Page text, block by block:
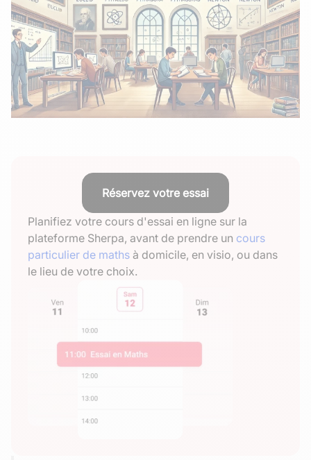
Réservez votre essai
Planifiez votre cours d'essai en ligne sur la
plateforme Sherpa, avant de prendre un cours
particulier de maths à domicile, en visio, ou dans
le lieu de votre choix.